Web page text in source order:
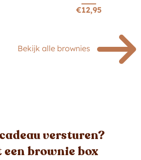
€12,95
Bekijk alle brownies
versturen?
brownie box